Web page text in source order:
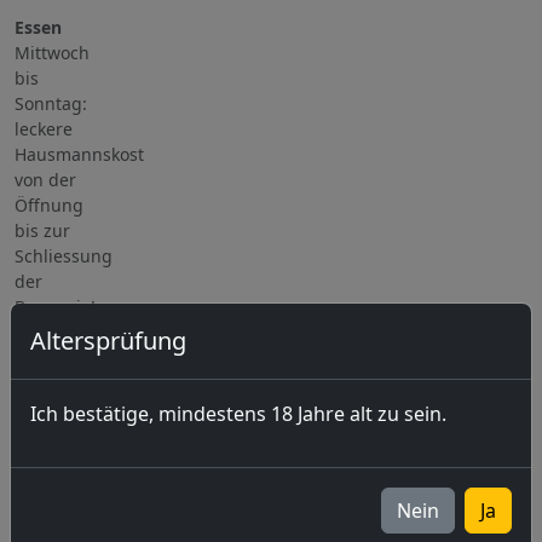
Altersprüfung
Ich bestätige, mindestens 18 Jahre alt zu sein.
Nein Ja
Essen
Mittwoch
bis
Sonntag:
leckere
Hausmannskost
von der
Öffnung
bis zur
Schliessung
der
Brasserie!
Die Brauerei
kontaktieren